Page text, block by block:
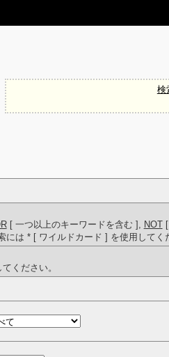
検
[ 一つ以上のキーワードを含む ], NOT[
は * [ ワイルドカード ] を使用してく
ください。